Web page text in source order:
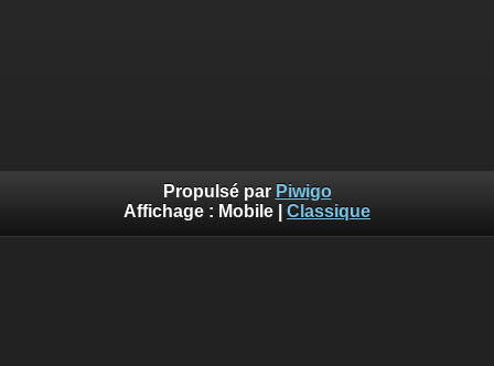
Propulsé par Piwigo
Affichage : Mobile Classique